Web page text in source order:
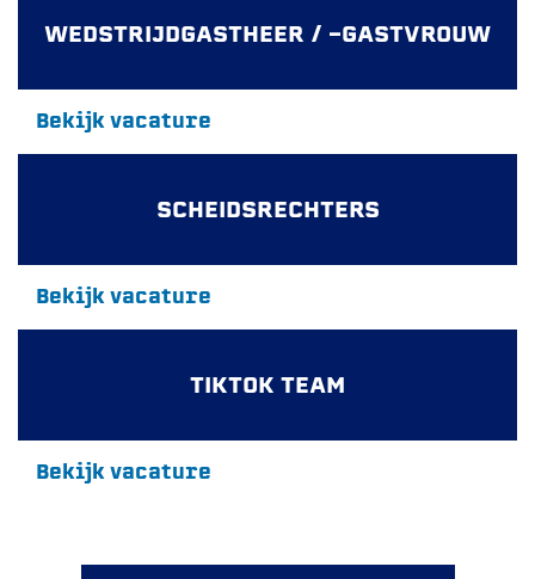
WEDSTRIJDGASTHEER / -GASTVROUW
Bekijk vacature
SCHEIDSRECHTERS
Bekijk vacature
TIKTOK TEAM
Bekijk vacature